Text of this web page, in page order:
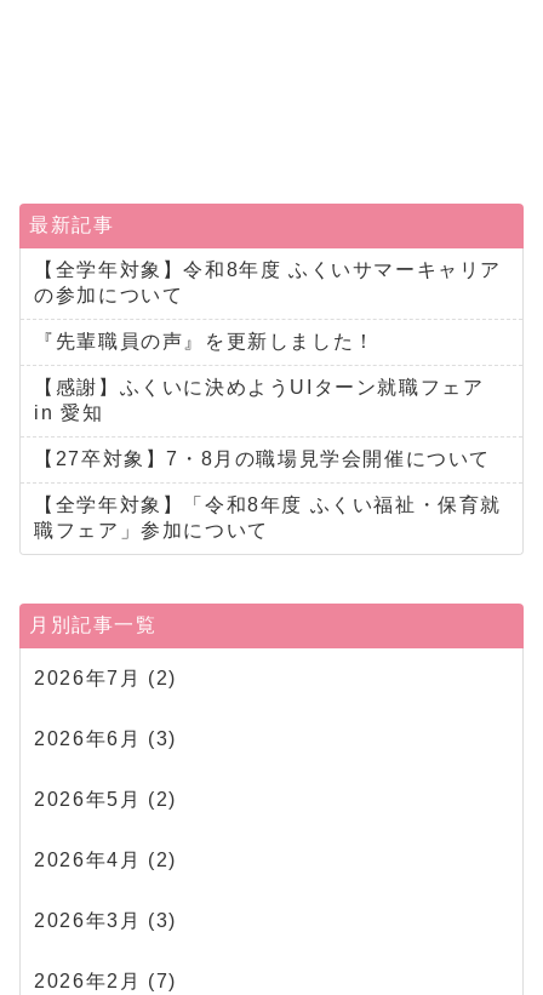
最新記事
【全学年対象】令和8年度 ふくいサマーキャリア
の参加について
『先輩職員の声』を更新しました！
【感謝】ふくいに決めようUIターン就職フェア
in 愛知
【27卒対象】7・8月の職場見学会開催について
【全学年対象】「令和8年度 ふくい福祉・保育就
職フェア」参加について
月別記事一覧
2026年7月 (2)
2026年6月 (3)
2026年5月 (2)
2026年4月 (2)
2026年3月 (3)
2026年2月 (7)